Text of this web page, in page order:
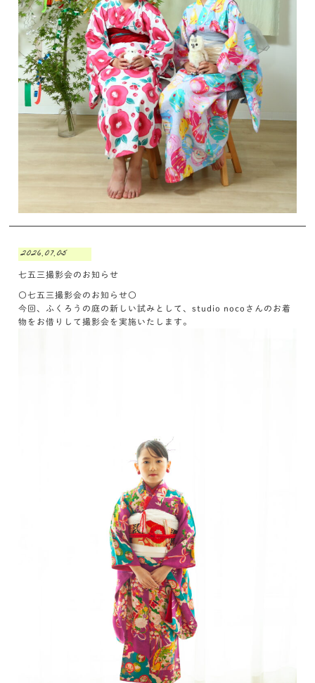
2026.07.05
七五三撮影会のお知らせ
〇七五三撮影会のお知らせ〇
今回、ふくろうの庭の新しい試みとして、studio nocoさんのお着
物をお借りして撮影会を実施いたします。